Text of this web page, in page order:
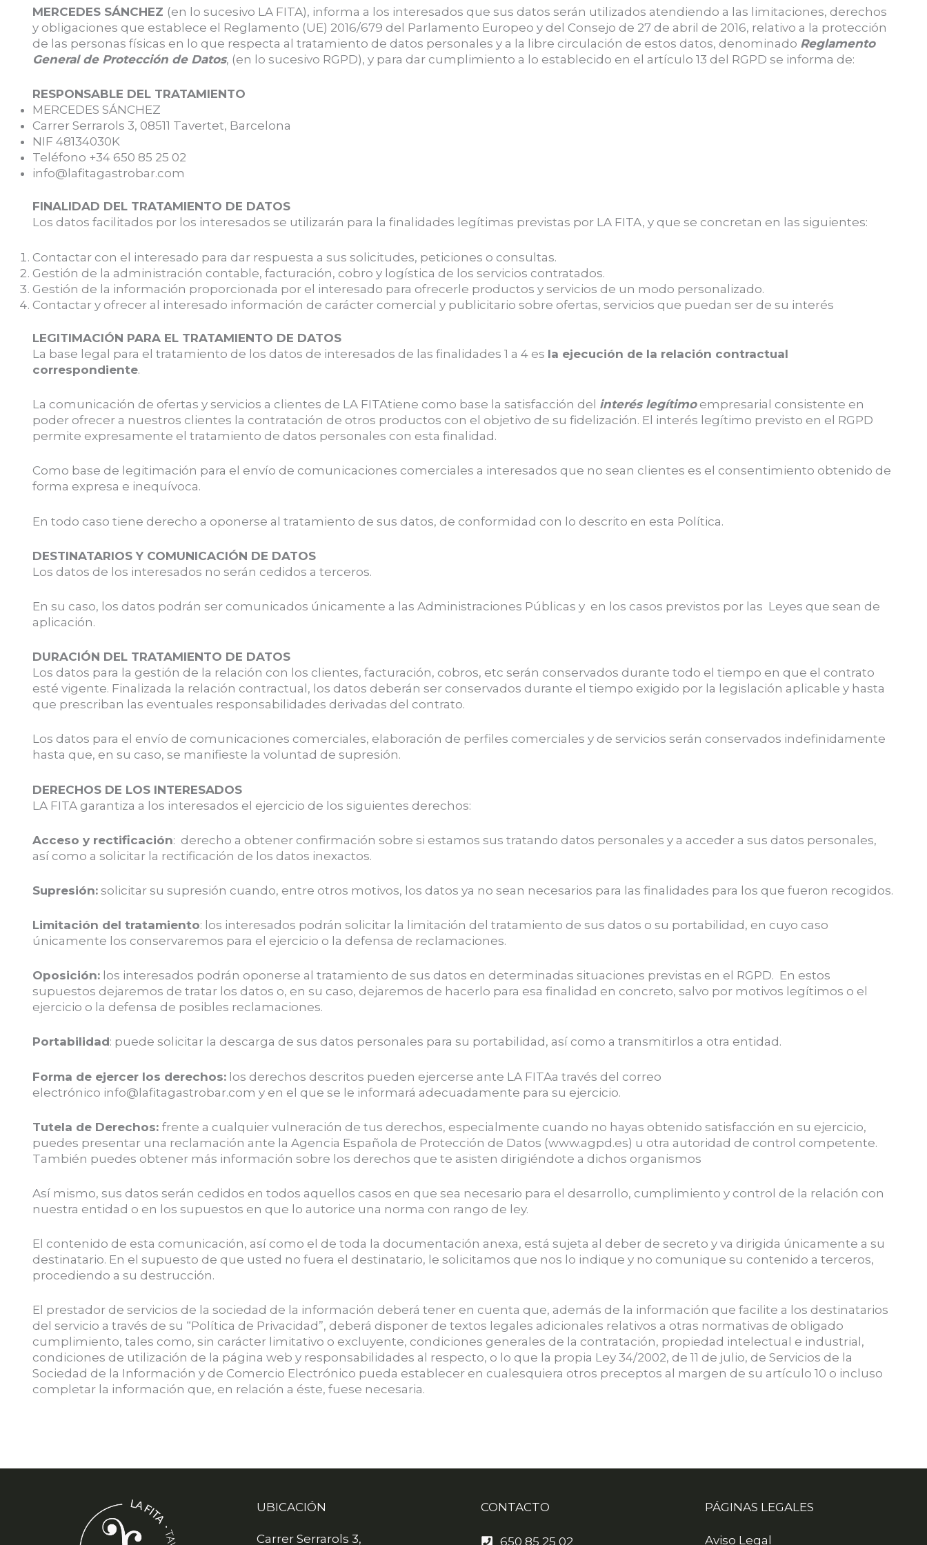
MERCEDES SÁNCHEZ (en lo sucesivo LA FITA), informa a los interesados que sus datos serán utilizados atendiendo a las limitaciones, derechos
y obligaciones que establece el Reglamento (UE) 2016/679 del Parlamento Europeo y del Consejo de 27 de abril de 2016, relativo a la protección
de las personas físicas en lo que respecta al tratamiento de datos personales y a la libre circulación de estos datos, denominado Reglamento
General de Protección de Datos, (en lo sucesivo RGPD), y para dar cumplimiento a lo establecido en el artículo 13 del RGPD se informa de:
RESPONSABLE DEL TRATAMIENTO
MERCEDES SÁNCHEZ
Carrer Serrarols 3, 08511 Tavertet, Barcelona
NIF 48134030K
Teléfono +34 650 85 25 02
info@lafitagastrobar.com
FINALIDAD DEL TRATAMIENTO DE DATOS
Los datos facilitados por los interesados se utilizarán para la finalidades legítimas previstas por LA FITA, y que se concretan en las siguientes:
Contactar con el interesado para dar respuesta a sus solicitudes, peticiones o consultas.
Gestión de la administración contable, facturación, cobro y logística de los servicios contratados.
Gestión de la información proporcionada por el interesado para ofrecerle productos y servicios de un modo personalizado.
Contactar y ofrecer al interesado información de carácter comercial y publicitario sobre ofertas, servicios que puedan ser de su interés
LEGITIMACIÓN PARA EL TRATAMIENTO DE DATOS
La base legal para el tratamiento de los datos de interesados de las finalidades 1 a 4 es la ejecución de la relación contractual
correspondiente.
La comunicación de ofertas y servicios a clientes de LA FITAtiene como base la satisfacción del interés legítimoempresarial consistente en
poder ofrecer a nuestros clientes la contratación de otros productos con el objetivo de su fidelización. El interés legítimo previsto en el RGPD
permite expresamente el tratamiento de datos personales con esta finalidad.
Como base de legitimación para el envío de comunicaciones comerciales a interesados que no sean clientes es el consentimiento obtenido de
forma expresa e inequívoca.
En todo caso tiene derecho a oponerse al tratamiento de sus datos, de conformidad con lo descrito en esta Política.
DESTINATARIOS Y COMUNICACIÓN DE DATOS
Los datos de los interesados no serán cedidos a terceros.
En su caso, los datos podrán ser comunicados únicamente a las Administraciones Públicas y en los casos previstos por las Leyes que sean de
aplicación.
DURACIÓN DEL TRATAMIENTO DE DATOS
Los datos para la gestión de la relación con los clientes, facturación, cobros, etc serán conservados durante todo el tiempo en que el contrato
esté vigente. Finalizada la relación contractual, los datos deberán ser conservados durante el tiempo exigido por la legislación aplicable y hasta
que prescriban las eventuales responsabilidades derivadas del contrato.
Los datos para el envío de comunicaciones comerciales, elaboración de perfiles comerciales y de servicios serán conservados indefinidamente
hasta que, en su caso, se manifieste la voluntad de supresión.
DERECHOS DE LOS INTERESADOS
LA FITA garantiza a los interesados el ejercicio de los siguientes derechos:
Acceso y rectificación: derecho a obtener confirmación sobre si estamos sus tratando datos personales y a acceder a sus datos personales,
así como a solicitar la rectificación de los datos inexactos.
Supresión: solicitar su supresión cuando, entre otros motivos, los datos ya no sean necesarios para las finalidades para los que fueron recogidos.
Limitación del tratamiento: los interesados podrán solicitar la limitación del tratamiento de sus datos o su portabilidad, en cuyo caso
únicamente los conservaremos para el ejercicio o la defensa de reclamaciones.
Oposición: los interesados podrán oponerse al tratamiento de sus datos en determinadas situaciones previstas en el RGPD. En estos
supuestos dejaremos de tratar los datos o, en su caso, dejaremos de hacerlo para esa finalidad en concreto, salvo por motivos legítimos o el
ejercicio o la defensa de posibles reclamaciones.
Portabilidad: puede solicitar la descarga de sus datos personales para su portabilidad, así como a transmitirlos a otra entidad.
Forma de ejercer los derechos: los derechos descritos pueden ejercerse ante LA FITAa través del correo
electrónico info@lafitagastrobar.com y en el que se le informará adecuadamente para su ejercicio.
Tutela de Derechos: frente a cualquier vulneración de tus derechos, especialmente cuando no hayas obtenido satisfacción en su ejercicio,
puedes presentar una reclamación ante la Agencia Española de Protección de Datos (www.agpd.es) u otra autoridad de control competente.
También puedes obtener más información sobre los derechos que te asisten dirigiéndote a dichos organismos
Así mismo, sus datos serán cedidos en todos aquellos casos en que sea necesario para el desarrollo, cumplimiento y control de la relación con
nuestra entidad o en los supuestos en que lo autorice una norma con rango de ley.
El contenido de esta comunicación, así como el de toda la documentación anexa, está sujeta al deber de secreto y va dirigida únicamente a su
destinatario. En el supuesto de que usted no fuera el destinatario, le solicitamos que nos lo indique y no comunique su contenido a terceros,
procediendo a su destrucción.
El prestador de servicios de la sociedad de la información deberá tener en cuenta que, además de la información que facilite a los destinatarios
del servicio a través de su “Política de Privacidad”, deberá disponer de textos legales adicionales relativos a otras normativas de obligado
cumplimiento, tales como, sin carácter limitativo o excluyente, condiciones generales de la contratación, propiedad intelectual e industrial,
condiciones de utilización de la página web y responsabilidades al respecto, o lo que la propia Ley 34/2002, de 11 de julio, de Servicios de la
Sociedad de la Información y de Comercio Electrónico pueda establecer en cualesquiera otros preceptos al margen de su artículo 10 o incluso
completar la información que, en relación a éste, fuese necesaria.
UBICACIÓN
Carrer Serrarols 3,
CONTACTO
650 85 25 02
PÁGINAS LEGALES
Aviso Legal